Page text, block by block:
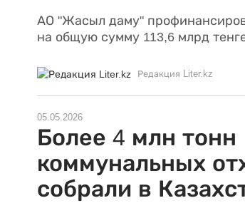
АО "Жасыл даму"
на общую сумму 113,6 млрд
Редакция Liter.kz
05.05.2026
Более 4 млн тонн
коммунальных
собрали в